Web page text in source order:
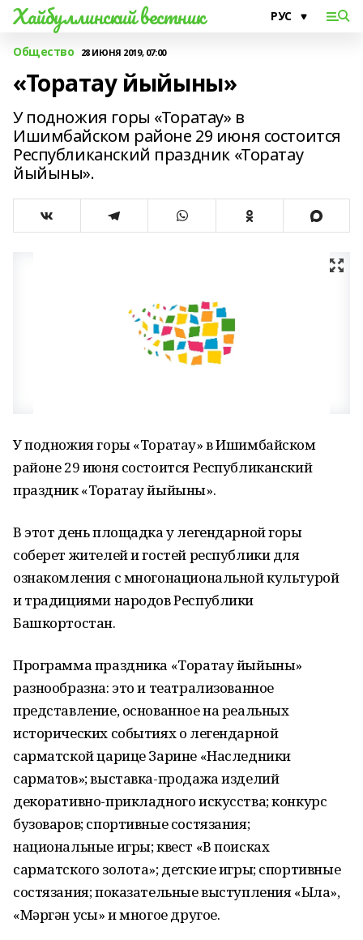
Хайбуллинский вестник
Общество 28 ИЮНЯ 2019, 07:00
«Торатау йыйыны»
У подножия горы «Торатау» в
Ишимбайском районе 29 июня состоится
Республиканский праздник «Торатау
йыйыны».
У подножия горы «Торатау» в Ишимбайском
районе 29 июня состоится Республиканский
праздник «Торатау йыйыны».
В этот день площадка у легендарной горы
соберет жителей и гостей республики для
ознакомления с многонациональной культурой
и традициями народов Республики
Башкортостан.
Программа праздника «Торатау йыйыны»
разнообразна: это и театрализованное
представление, основанное на реальных
исторических событиях о легендарной
сарматской царице Зарине «Наследники
сарматов»; выставка-продажа изделий
декоративно-прикладного искусства; конкурс
бузоваров; спортивные состязания;
национальные игры; квест «В поисках
сарматского золота»; детские игры; спортивные
состязания; показательные выступления «Ылаҡ»,
«Мәргән уҡсы» и многое другое.